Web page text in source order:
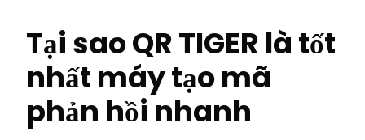
Tại sao QR TIGER là tốt
nhất máy tạo mã
phản hồi nhanh